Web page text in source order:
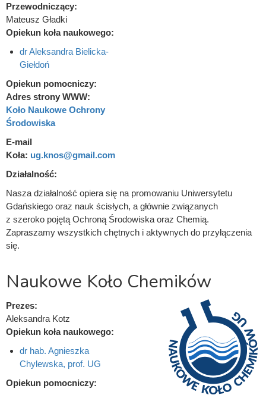
Przewodniczący:
Mateusz Gładki
Opiekun koła naukowego:
dr Aleksandra Bielicka-
Giełdoń
Opiekun pomocniczy:
Adres strony WWW:
Koło Naukowe Ochrony
Środowiska
E-mail
Koła: ug.knos@gmail.com
Działalność:
Nasza działalność opiera się na promowaniu Uniwersytetu
Gdańskiego oraz nauk ścisłych, a głównie związanych
z szeroko pojętą Ochroną Środowiska oraz Chemią.
Zapraszamy wszystkich chętnych i aktywnych do przyłączenia
się.
Naukowe Koło Chemików
Prezes:
Aleksandra Kotz
Opiekun koła naukowego:
dr hab. Agnieszka
Chylewska, prof. UG
Opiekun pomocniczy: